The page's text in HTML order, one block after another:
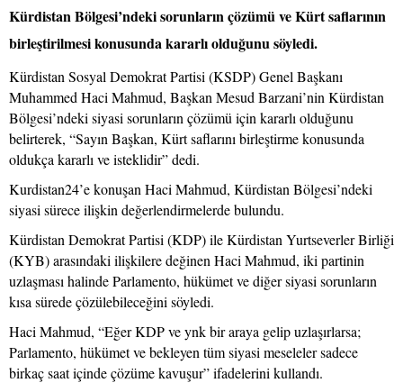
Kürdistan Bölgesi’ndeki sorunların çözümü ve Kürt saflarının
birleştirilmesi konusunda kararlı olduğunu söyledi.
Kürdistan Sosyal Demokrat Partisi (KSDP) Genel Başkanı
Muhammed Haci Mahmud, Başkan Mesud Barzani’nin Kürdistan
Bölgesi’ndeki siyasi sorunların çözümü için kararlı olduğunu
belirterek, “Sayın Başkan, Kürt saflarını birleştirme konusunda
oldukça kararlı ve isteklidir” dedi.
Kurdistan24’e konuşan Haci Mahmud, Kürdistan Bölgesi’ndeki
siyasi sürece ilişkin değerlendirmelerde bulundu.
Kürdistan Demokrat Partisi (KDP) ile Kürdistan Yurtseverler Birliği
(KYB) arasındaki ilişkilere değinen Haci Mahmud, iki partinin
uzlaşması halinde Parlamento, hükümet ve diğer siyasi sorunların
kısa sürede çözülebileceğini söyledi.
Haci Mahmud, “Eğer KDP ve ynk bir araya gelip uzlaşırlarsa;
Parlamento, hükümet ve bekleyen tüm siyasi meseleler sadece
birkaç saat içinde çözüme kavuşur” ifadelerini kullandı.